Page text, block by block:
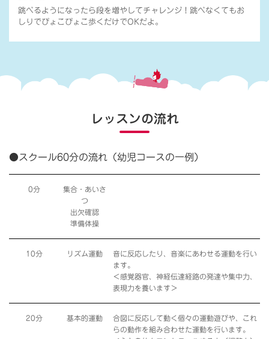
跳べるようになったら段を増やしてチャレンジ！跳べなくてもお
しりでぴょこぴょこ歩くだけでOKだよ。
レッスンの流れ
●スクール60分の流れ（幼児コースの一例）
0分
集合・あいさ
つ
出欠確認
準備体操
10分 リズム運動
音に反応したり、音楽にあわせる運動を行い
ます。
＜感覚器官、神経伝達経路の発達や集中力、
表現力を養います＞
20分 基本的運動
合図に反応して動く個々の運動遊びや、これ
らの動作を組み合わせた運動を行います。